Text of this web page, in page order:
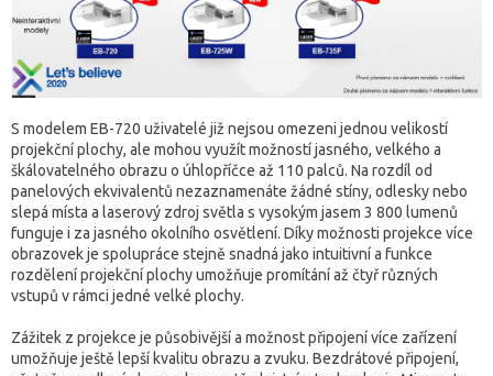
S modelem EB-720 uživatelé již nejsou omezeni jednou velikostí
projekční plochy, ale mohou využít možností jasného, velkého a
škálovatelného obrazu o úhlopříčce až 110 palců. Na rozdíl od
panelových ekvivalentů nezaznamenáte žádné stíny, odlesky nebo
slepá místa a laserový zdroj světla s vysokým jasem 3 800 lumenů
funguje i za jasného okolního osvětlení. Díky možnosti projekce více
obrazovek je spolupráce stejně snadná jako intuitivní a funkce
rozdělení projekční plochy umožňuje promítání až čtyř různých
vstupů v rámci jedné velké plochy.
Zážitek z projekce je působivější a možnost připojení více zařízení
umožňuje ještě lepší kvalitu obrazu a zvuku. Bezdrátové připojení,